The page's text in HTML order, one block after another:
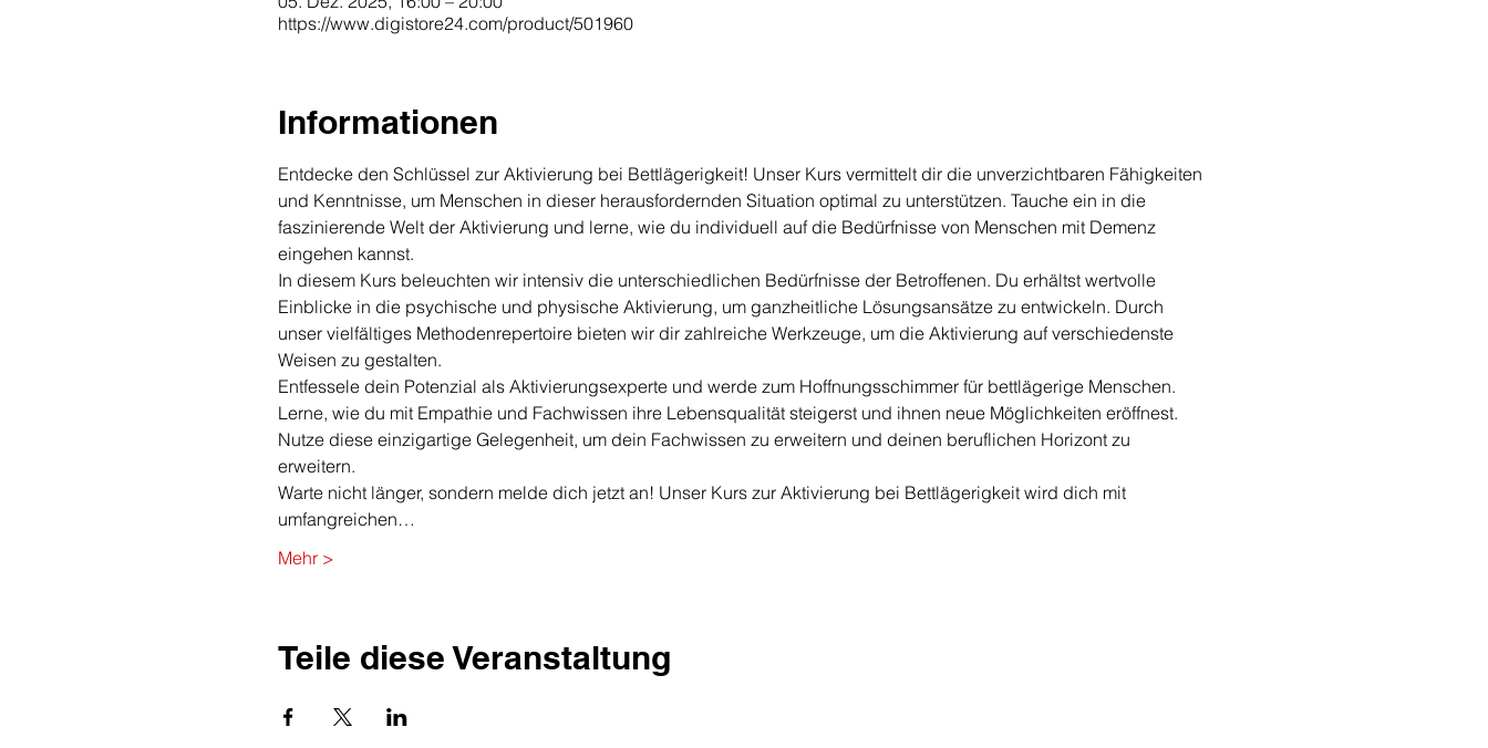
https://www.digistore24.com/product/501960
Informationen
Entdecke den Schlüssel zur Aktivierung bei Bettlägerigkeit! Unser Kurs vermittelt dir die unverzichtbaren Fähigkeiten
und Kenntnisse, um Menschen in dieser herausfordernden Situation optimal zu unterstützen. Tauche ein in die
faszinierende Welt der Aktivierung und lerne, wie du individuell auf die Bedürfnisse von Menschen mit Demenz
eingehen kannst.
In diesem Kurs beleuchten wir intensiv die unterschiedlichen Bedürfnisse der Betroffenen. Du erhältst wertvolle
Einblicke in die psychische und physische Aktivierung, um ganzheitliche Lösungsansätze zu entwickeln. Durch
unser vielfältiges Methodenrepertoire bieten wir dir zahlreiche Werkzeuge, um die Aktivierung auf verschiedenste
Weisen zu gestalten.
Entfessele dein Potenzial als Aktivierungsexperte und werde zum Hoffnungsschimmer für bettlägerige Menschen.
Lerne, wie du mit Empathie und Fachwissen ihre Lebensqualität steigerst und ihnen neue Möglichkeiten eröffnest.
Nutze diese einzigartige Gelegenheit, um dein Fachwissen zu erweitern und deinen beruflichen Horizont zu
erweitern.
Warte nicht länger, sondern melde dich jetzt an! Unser Kurs zur Aktivierung bei Bettlägerigkeit wird dich mit
umfangreichen…
Mehr >
Teile diese Veranstaltung